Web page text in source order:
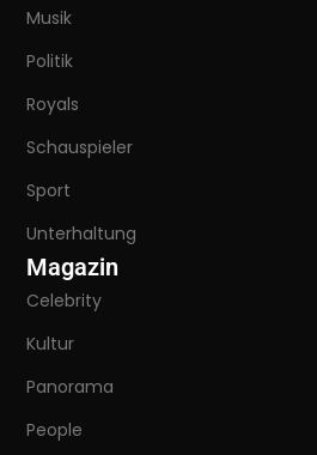
Musik
Politik
Royals
Schauspieler
Sport
Unterhaltung
Magazin
Celebrity
Kultur
Panorama
People